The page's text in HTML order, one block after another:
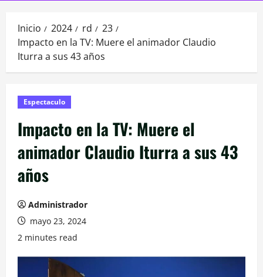
Inicio 2024 rd
23
Impacto en la TV: Muere el animador Claudio
Iturra a sus 43 años
Espectaculo
Impacto en la TV: Muere el
animador Claudio Iturra a sus 43
años
Administrador
mayo 23, 2024
2 minutes read